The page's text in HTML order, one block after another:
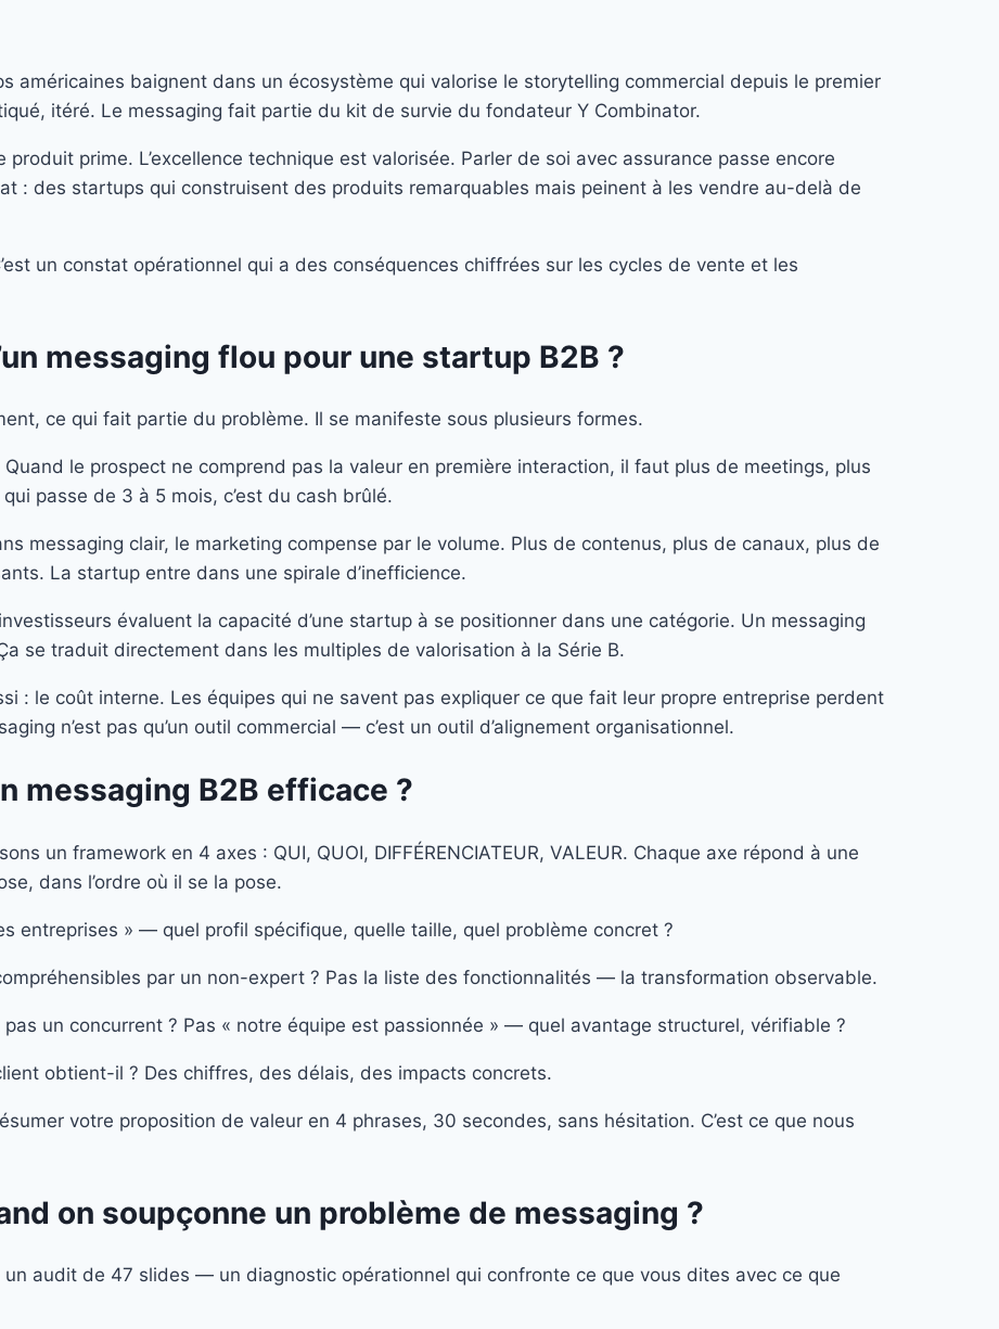
américaines baignent dans un écosystème qui valorise le storytelling commercial depuis le premier
itéré. Le messaging fait partie du kit de survie du fondateur Y Combinator.
prime. L’excellence technique est valorisée. Parler de soi avec assurance passe encore
: des startups qui construisent des produits remarquables mais peinent à les vendre au-delà de
un constat opérationnel qui a des conséquences chiffrées sur les cycles de vente et les
messaging flou pour une startup B2B ?
ce qui fait partie du problème. Il se manifeste sous plusieurs formes.
Quand le prospect ne comprend pas la valeur en première interaction, il faut plus de meetings, plus
passe de 3 à 5 mois, c’est du cash brûlé.
messaging clair, le marketing compense par le volume. Plus de contenus, plus de canaux, plus de
La startup entre dans une spirale d’inefficience.
évaluent la capacité d’une startup à se positionner dans une catégorie. Un messaging
se traduit directement dans les multiples de valorisation à la Série B.
: le coût interne. Les équipes qui ne savent pas expliquer ce que fait leur propre entreprise perdent
n’est pas qu’un outil commercial — c’est un outil d’alignement organisationnel.
messaging B2B efficace ?
un framework en 4 axes : QUI, QUOI, DIFFÉRENCIATEUR, VALEUR. Chaque axe répond à une
dans l’ordre où il se la pose.
entreprises » — quel profil spécifique, quelle taille, quel problème concret ?
par un non-expert ? Pas la liste des fonctionnalités — la transformation observable.
un concurrent ? Pas « notre équipe est passionnée » — quel avantage structurel, vérifiable ?
obtient-il ? Des chiffres, des délais, des impacts concrets.
votre proposition de valeur en 4 phrases, 30 secondes, sans hésitation. C’est ce que nous
on soupçonne un problème de messaging ?
audit de 47 slides — un diagnostic opérationnel qui confronte ce que vous dites avec ce que